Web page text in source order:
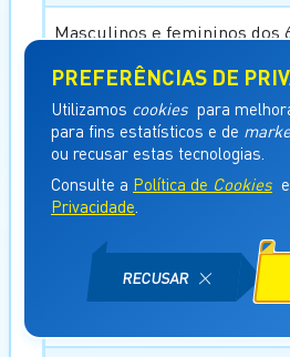
Masculinos e femininos dos
V65 (*)
Masculinos e femininos dos
V70 (*)
V75 (*)